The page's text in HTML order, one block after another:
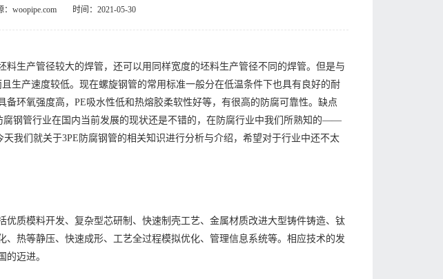
：woopipe.com 时间：2021-05-30
生产管径较大的焊管，还可以用同样宽度的坯料生产管径不同的焊管。但是与
生产速度较低。现在螺旋钢管的常用标准一般分在低温条件下也具有良好的耐
备环氧强度高，PE吸水性低和热熔胶柔软性好等，有很高的防腐可靠性。缺点
钢管行业在国内当前发展的现状还是不错的，在防腐行业中我们所熟知的——
我们就关于3PE防腐钢管的相关知识进行分析与介绍，希望对于行业中还不太
质模料开发、复杂型芯研制、快速制壳工艺、金属材质改进大型铸件铸造、钛
热等静压、快速成形、工艺全过程模拟优化、管理信息系统等。相应技术的发
的迈进。